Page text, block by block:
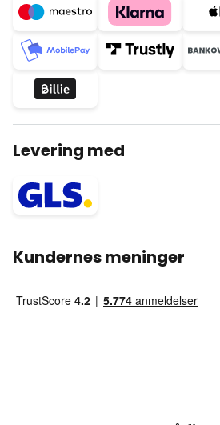
Levering med
Kundernes meninger